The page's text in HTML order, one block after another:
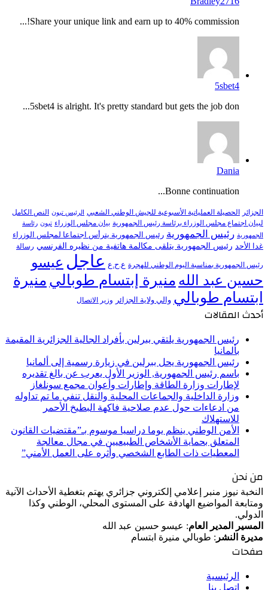
Share your unique link and earn up to 40% commission!...
5sbet4
5sbet4 is alright. It's pretty standard but gets the job don...
Dania
Bonne continuation...
الجزائر الحصيلة العملياتية الأسبوعية للجيش الوطني الشعبي الرئيس تبون النص الكامل
لبيان اجتماع مجلس الوزراء برئاسة رئيس الجمهورية بيان مجلس الوزراء تبون رئاسة
الجمهورية رئيس الجمهورية رئيس الجمهورية يترأس اجتماعا لمجلس الوزراء
غدا الأحد رئيس الجمهورية يتلقى مكالمة هاتفية من نظيره الفرنسي رسالة
رئيس الجمهورية بمناسبة اليوم الوطني للهجرة ع.ح.ع عاجل عيسو
حسين عبد الله منيرة إبتسام طوبالي منيرة
ابتسام طوبالي والي ولاية الجزائر وزير الاتصال
أحدث المقالات
رئيس الجمهورية يلتقي ببرلين بأفراد الجالية الجزائرية المقيمة
بألمانيا
رئيس الجمهورية يحل ببرلين في زيارة رسمية إلى ألمانيا
باسم رئيس الجمهورية, الوزير الأول يعرب عن بالغ تقديره
لإطارات وزارة الطاقة وإطارات وأعوان مجمع سونلغاز
وزارة الداخلية والجماعات المحلية والنقل تنفي ما تم تداوله
من ادعاءات حول عدم صلاحية فاكهة البطيخ الأحمر
للاستهلاك
الأمن الوطني ينظم يوما دراسيا موسوم بـ”مقتضيات القانون
المتعلق بحماية الأشخاص الطبيعيين في مجال معالجة
المعطيات ذات الطابع الشخصي وأثره على العمل الأمني”
من نحن
النخبة نيوز منبر إعلامي إلكتروني جزائري يهتم بتغطية الأحداث الآنية
ومتابعة المواضيع الهادفة على المستوى المحلي، الوطني وكذا
الدولي.
المسير المدير العام: عيسو حسين عبد الله
مديرة النشر : طوبالي منيرة ابتسام
صفحات
الرئيسية
اتصل بنا